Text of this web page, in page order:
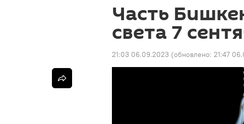
Часть
света 7
21:03 06.09.2023 (обновлено: 21:47